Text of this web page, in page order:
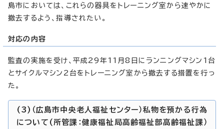
島市においては、これらの器具をトレーニング室から速やかに
撤去するよう、指導されたい。
対応の内容
監査の実施を受け、平成29年11月8日にランニングマシン1台
とサイクルマシン2台をトレーニング室から撤去する措置を行っ
た。
(3)（広島市中央老人福祉センター）私物を預かる行為
について(所管課：健康福祉局高齢福祉部高齢福祉課）